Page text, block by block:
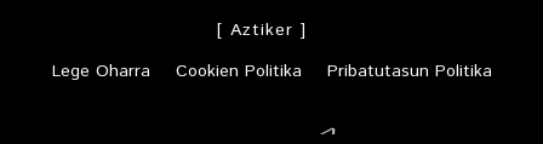
[ Aztiker ]
Lege Oharra
Cookien Politika Pribatutasun Politika